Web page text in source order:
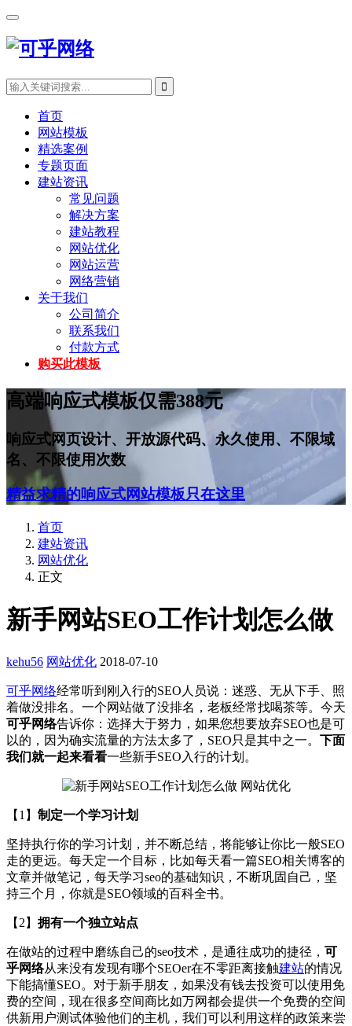
首页
网站模板
精选案例
专题页面
建站资讯
常见问题
解决方案
建站教程
网站优化
网站运营
网络营销
关于我们
公司简介
联系我们
付款方式
购买此模板
高端响应式模板仅需388元
响应式网页设计、开放源代码、永久使用、不限域
名、不限使用次数
精益求精的响应式网站模板只在这里
首页
建站资讯
网站优化
正文
新手网站SEO工作计划怎么做
kehu56 网站优化 2018-07-10
可乎网络经常听到刚入行的SEO人员说：迷惑、无从下手、照
着做没排名。一个网站做了没排名，老板经常找喝茶等。今天
可乎网络告诉你：选择大于努力，如果您想要放弃SEO也是可
以的，因为确实流量的方法太多了，SEO只是其中之一。 下面
我们就一起来看看一些新手SEO入行的计划。
【1】 制定一个学习计划
坚持执行你的学习计划，并不断总结，将能够让你比一般SEO
走的更远。每天定一个目标，比如每天看一篇SEO相关博客的
文章并做笔记，每天学习seo的基础知识，不断巩固自己，坚
持三个月，你就是SEO领域的百科全书。
【2】 拥有一个独立站点
在做站的过程中磨练自己的seo技术，是通往成功的捷径， 可
乎网络从来没有发现有哪个SEOer在不零距离接触建站的情况
下能搞懂SEO。对于新手朋友，如果没有钱去投资可以使用免
费的空间，现在很多空间商比如万网都会提供一个免费的空间
供新用户测试体验他们的主机，我们可以利用这样的政策来尝